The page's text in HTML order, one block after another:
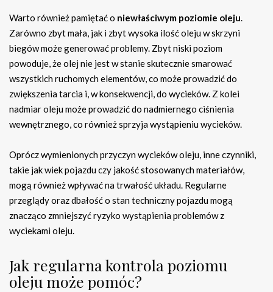
Warto również pamiętać o niewłaściwym poziomie oleju.
Zarówno zbyt mała, jak i zbyt wysoka ilość oleju w skrzyni
biegów może generować problemy. Zbyt niski poziom
powoduje, że olej nie jest w stanie skutecznie smarować
wszystkich ruchomych elementów, co może prowadzić do
zwiększenia tarcia i, w konsekwencji, do wycieków. Z kolei
nadmiar oleju może prowadzić do nadmiernego ciśnienia
wewnętrznego, co również sprzyja wystąpieniu wycieków.
Oprócz wymienionych przyczyn wycieków oleju, inne czynniki,
takie jak wiek pojazdu czy jakość stosowanych materiałów,
mogą również wpływać na trwałość układu. Regularne
przeglądy oraz dbałość o stan techniczny pojazdu mogą
znacząco zmniejszyć ryzyko wystąpienia problemów z
wyciekami oleju.
Jak regularna kontrola poziomu
oleju może pomóc?